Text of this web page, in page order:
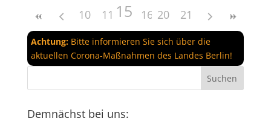
10 11 12 13 14
15 16 17 18 19
20 21
Achtung:Bitte informieren Sie sich über die
aktuellen Corona-Maßnahmen des Landes Berlin!
Demnächst bei uns: